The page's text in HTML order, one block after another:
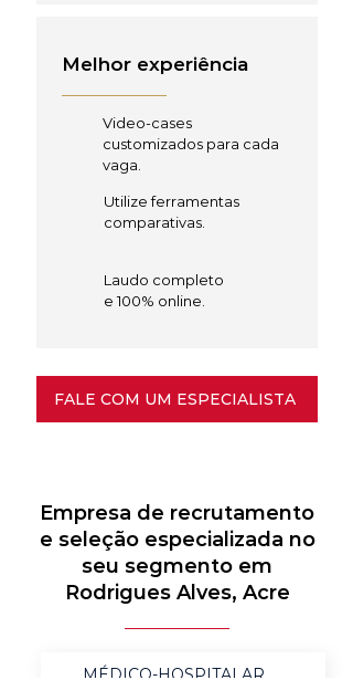
Melhor experiência
Video-cases
customizados para cada
vaga.
Utilize ferramentas
comparativas.
Laudo completo
e 100% online.
FALE COM UM ESPECIALISTA
Empresa de recrutamento
e seleção especializada no
seu segmento em
Rodrigues Alves, Acre
MÉDICO-HOSPITALAR